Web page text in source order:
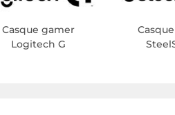
Casque gamer
Logitech G